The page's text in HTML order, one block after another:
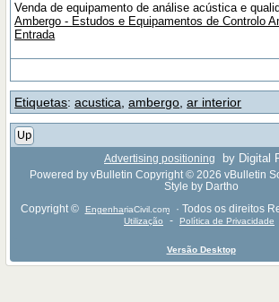
Venda de equipamento de análise acústica e
Ambergo - Estudos e Equipamentos de Controlo
Entrada
Etiquetas:acustica ,ambergo ,ar interior
Up
Advertising positioning by Digital
Powered by vBulletin Copyright © 2026 vBulletin
Style by Dartho
Copyright ©
EngenhariaCivil.com · Todos os direitos
Utilização
- Política de Privacidade
Versão Desktop